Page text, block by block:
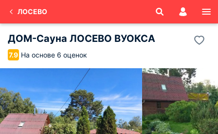
ЛОСЕВО
ДОМ-Сауна ЛОСЕВО ВУОКСА
7.9 На основе 6 оценок